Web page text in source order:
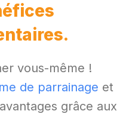
vous-même !
de parrainage et
grâce aux